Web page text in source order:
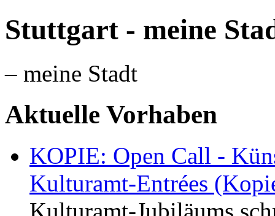
Stuttgart - meine
– meine Stadt
Aktuelle Vorhaben
KOPIE: Open Call -
Kulturamt-Entrées
Kulturamt-Jubiläums